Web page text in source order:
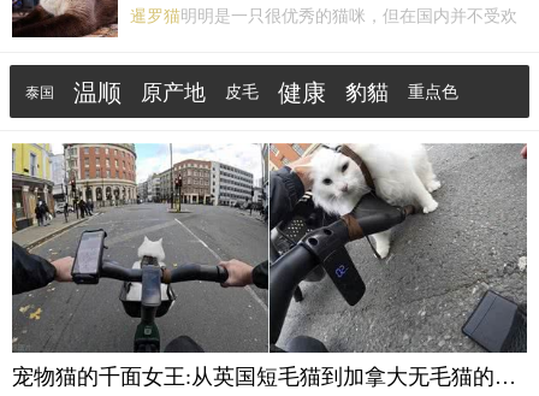
暹罗猫明明是一只很优秀的猫咪，但在国内并不受欢
如此遭人嫌？以下这些原因，真的很现实！原因①：
身材过于纤细暹罗猫的身材天生就很苗条、纤细，这
样的身材放在猫界是相当不受欢迎的。
泰国 温顺 原产地 皮毛 健康 豹貓 重点色
优雅 无毛猫 喜马拉雅猫
宠物猫的千面女王:从英国短毛猫到加拿大无毛猫的不同魅力